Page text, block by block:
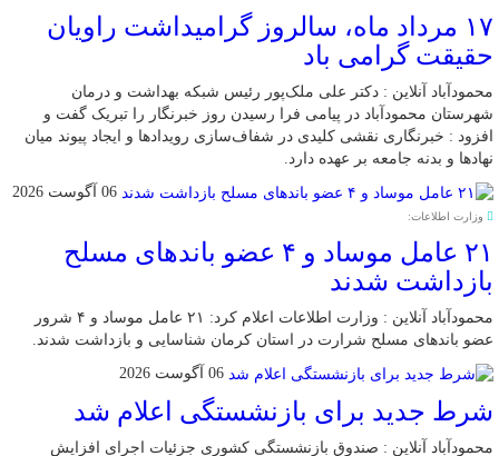
۱۷ مرداد ماه، سالروز گرامیداشت راویان
حقیقت گرامی باد
محمودآباد آنلاین : دکتر علی ملک‌پور رئیس شبکه بهداشت و درمان
شهرستان محمودآباد در پیامی فرا رسیدن روز خبرنگار را تبریک گفت و
افزود : خبرنگاری نقشی کلیدی در شفاف‌سازی رویدادها و ایجاد پیوند میان
نهادها و بدنه جامعه بر عهده دارد.
06 آگوست 2026
وزارت اطلاعات:
۲۱ عامل موساد و ۴ عضو باند‌های مسلح
بازداشت شدند
محمودآباد آنلاین : وزارت اطلاعات اعلام کرد: ۲۱ عامل موساد و ۴ شرور
عضو باند‌های مسلح شرارت در استان کرمان شناسایی و بازداشت شدند.
06 آگوست 2026
شرط جدید برای بازنشستگی اعلام شد
محمودآباد آنلاین : صندوق بازنشستگی کشوری جزئیات اجرای افزایش